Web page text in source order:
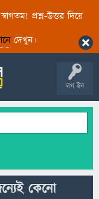
প্রশ্ন-উত্তর দিয়ে
দেখুন।
লগ ইন
কেনো